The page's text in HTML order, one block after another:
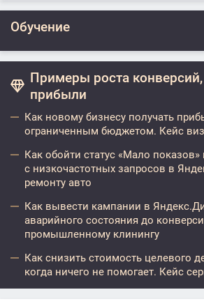
Обучение
Примеры роста
прибыли
Как новому бизнесу получать
ограниченным бюджетом. Кейс
Как обойти статус «Мало показов»
с низкочастотных запросов в
ремонту авто
Как вывести кампании в
аварийного состояния до
промышленному клинингу
Как снизить стоимость целевого
когда ничего не помогает. Кейс